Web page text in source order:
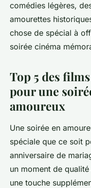
comédies légères,
amourettes
chose de spécial à
soirée cinéma
Top 5 des
pour une
amoureux
Une soirée en
spéciale que ce soit
anniversaire de
un moment de
une touche